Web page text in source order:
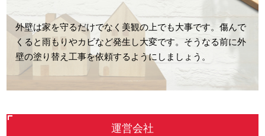
外壁は家を守るだけでなく美観の上でも大事です。傷んで
くると雨もりやカビなど発生し大変です。そうなる前に外
壁の塗り替え工事を依頼するようにしましょう。
運営会社